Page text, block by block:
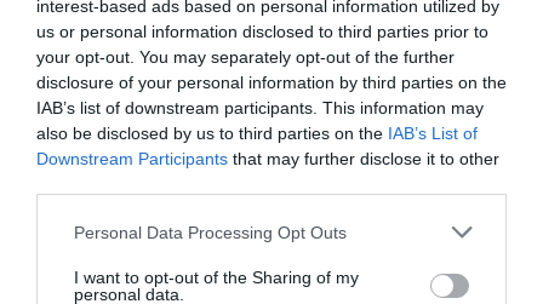
interest-based ads based on personal information utilized by
us or personal information disclosed to third parties prior to
your opt-out. You may separately opt-out of the further
disclosure of your personal information by third parties on the
IAB’s list of downstream participants. This information may
also be disclosed by us to third parties on the IAB’s List of
Downstream Participants that may further disclose it to other
Personal Data Processing Opt Outs
I want to opt-out of the Sharing of my
personal data.